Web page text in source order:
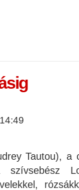
Tautou), a
szívsebész